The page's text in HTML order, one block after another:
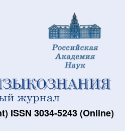
ISSN 3034-5243 (Online)